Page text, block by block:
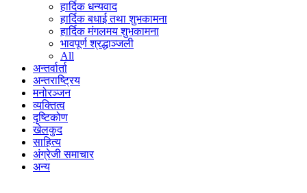
हार्दिक धन्यवाद
हार्दिक बधाई तथा शुभकामना
हार्दिक मंगलमय शुभकामना
भावपूर्ण श्रद्धाञ्जली
All
अन्तर्वार्ता
अन्तराष्ट्रिय
मनोरञ्जन
व्यक्तित्व
दृष्टिकोण
खेलकुद
साहित्य
अंग्रेजी समाचार
अन्य